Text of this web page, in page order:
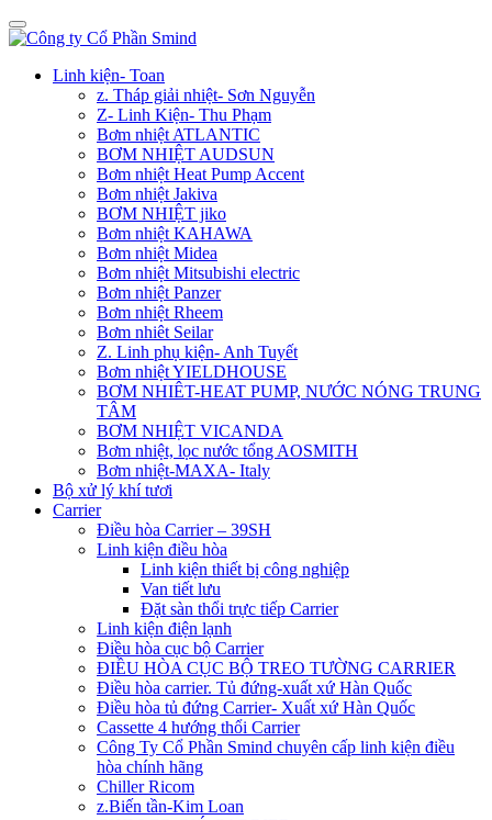
Linh kiện- Toan
z. Tháp giải nhiệt- Sơn Nguyễn
Z- Linh Kiện- Thu Phạm
Bơm nhiệt ATLANTIC
BƠM NHIỆT AUDSUN
Bơm nhiệt Heat Pump Accent
Bơm nhiệt Jakiva
BƠM NHIỆT jiko
Bơm nhiệt KAHAWA
Bơm nhiệt Midea
Bơm nhiệt Mitsubishi electric
Bơm nhiệt Panzer
Bơm nhiệt Rheem
Bơm nhiêt Seilar
Z. Linh phụ kiện- Anh Tuyết
Bơm nhiệt YIELDHOUSE
BƠM NHIÊT-HEAT PUMP, NƯỚC NÓNG TRUNG
TÂM
BƠM NHIỆT VICANDA
Bơm nhiệt, lọc nước tổng AOSMITH
Bơm nhiệt-MAXA- Italy
Bộ xử lý khí tươi
Carrier
Điều hòa Carrier – 39SH
Linh kiện điều hòa
Linh kiện thiết bị công nghiệp
Van tiết lưu
Đặt sàn thổi trực tiếp Carrier
Linh kiện điện lạnh
Điều hòa cục bộ Carrier
ĐIỀU HÒA CỤC BỘ TREO TƯỜNG CARRIER
Điều hòa carrier. Tủ đứng-xuất xứ Hàn Quốc
Điều hòa tủ đứng Carrier- Xuất xứ Hàn Quốc
Cassette 4 hướng thổi Carrier
Công Ty Cổ Phần Smind chuyên cấp linh kiện điều
hòa chính hãng
Chiller Ricom
z.Biến tần-Kim Loan